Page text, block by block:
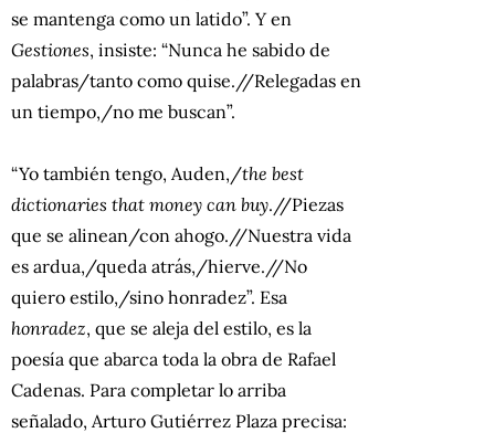
se mantenga como un latido”. Y en
Gestiones, insiste: “Nunca he sabido de
palabras/tanto como quise.//Relegadas en
un tiempo,/no me buscan”.
“Yo también tengo, Auden,/the best
dictionaries that money can buy.//Piezas
que se alinean/con ahogo.//Nuestra vida
es ardua,/queda atrás,/hierve.//No
quiero estilo,/sino honradez”. Esa
honradez, que se aleja del estilo, es la
poesía que abarca toda la obra de Rafael
Cadenas. Para completar lo arriba
señalado, Arturo Gutiérrez Plaza precisa: